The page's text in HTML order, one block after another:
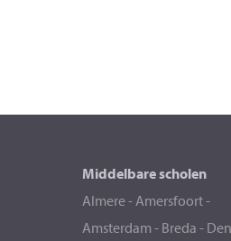
Middelbare scholen
Almere-Amersfoort-
Amsterdam - Breda -